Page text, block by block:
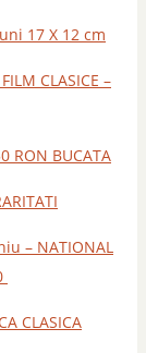
17 X 12 cm
CLASICE –
RON BUCATA
– NATIONAL
CLASICA